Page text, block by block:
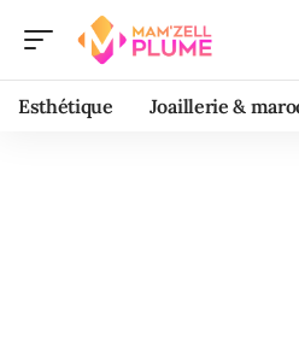
Esthétique Joaillerie &